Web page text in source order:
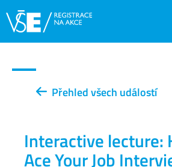
Přehled všech událostí
Interactive lecture:
Ace Your Job